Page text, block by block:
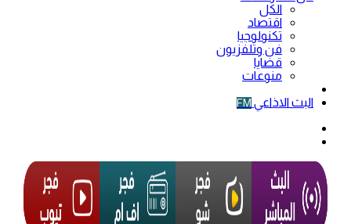
الكل
اقتصاد
تكنولوجيا
فن وتلفزيون
قضايا
منوعات
البث الاذاعي FM